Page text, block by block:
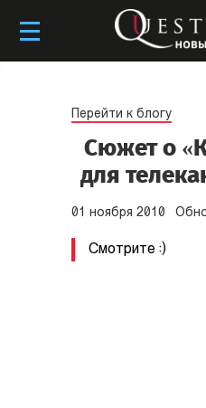
Перейти к блогу
Сюжет о
для
01 ноября 2010
Смотрите :)